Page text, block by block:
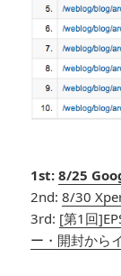
1st:8/25
2nd:8/30
3rd: [第1回
ー・開封から